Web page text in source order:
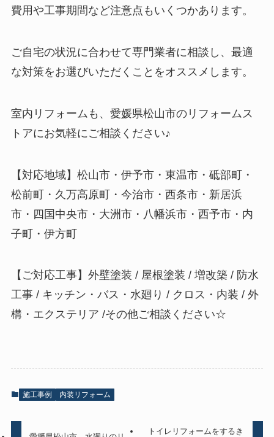
費用や工事期間など注意点もいくつかあります。
ご自宅の状況に合わせて専門業者に相談し、最適
な対策をお選びいただくことをオススメします。
室内リフォームも、愛媛県松山市のリフォームス
トアにお気軽にご相談ください♪
【対応地域】松山市・伊予市・東温市・砥部町・
松前町・久万高原町・今治市・西条市・新居浜
市・四国中央市・大洲市・八幡浜市・西予市・内
子町・伊方町
【ご対応工事】外壁塗装 / 屋根塗装 / 増改築 / 防水
工事 / キッチン・バス・水廻り / クロス・内装 / 外
構・エクステリア /その他ご相談ください☆
施工事例 内装リフォーム
トイレリフォームをするき